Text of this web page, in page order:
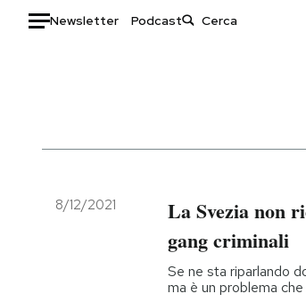
Newsletter Podcast
Italia
Politica
Moda
Ok Boomer!
Media
8/12/2021
La Svezia non
gang criminali
Se ne sta riparlando
ma è un problema